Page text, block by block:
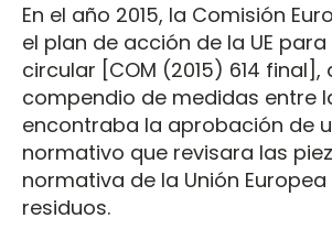
En el año 2015, la Comisión
el plan de acción de la UE
circular [COM (2015) 614 final],
compendio de medidas entre
encontraba la aprobación de
normativo que revisara las
normativa de la Unión
residuos.